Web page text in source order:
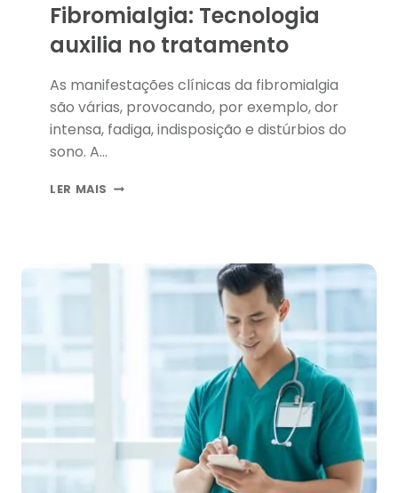
Fibromialgia: Tecnologia
auxilia no tratamento
As manifestações clínicas da fibromialgia
são várias, provocando, por exemplo, dor
intensa, fadiga, indisposição e distúrbios do
sono. A…
LER MAIS FIBROMIALGIA: